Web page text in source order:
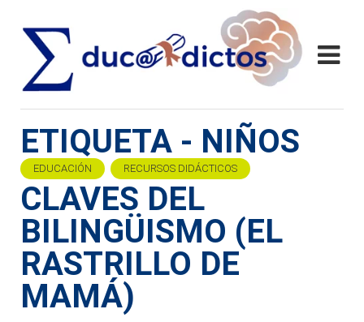
ETIQUETA - NIÑOS
EDUCACIÓN RECURSOS DIDÁCTICOS
CLAVES DEL
BILINGÜISMO (EL
RASTRILLO DE
MAMÁ)